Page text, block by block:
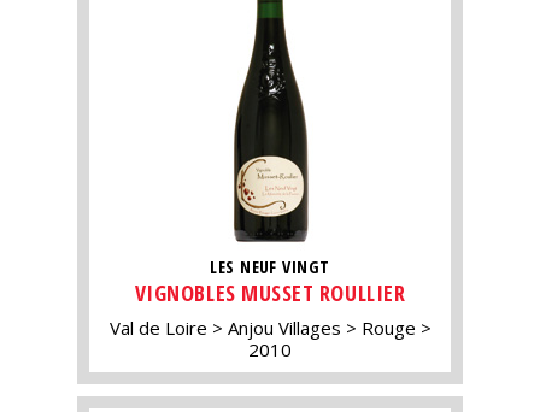
LES NEUF VINGT
VIGNOBLES MUSSET ROULLIER
Val de Loire Anjou Villages
Rouge
2010